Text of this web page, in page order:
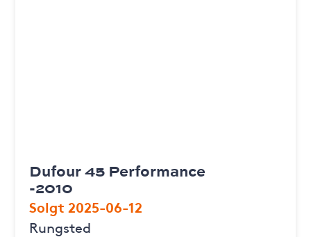
Dufour 45 Performance
-2010
Solgt 2025-06-12
Rungsted